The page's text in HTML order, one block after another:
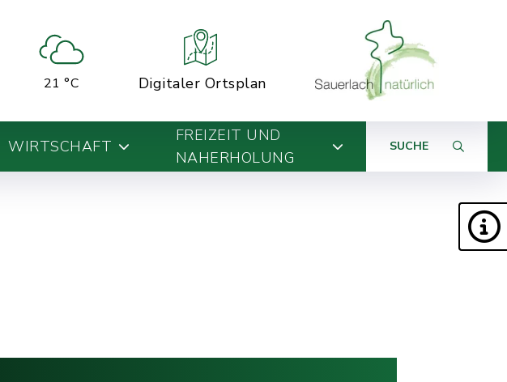
21 °C Digitaler Ortsplan
WIRTSCHAFT
FREIZEIT UND
NAHERHOLUNG
SUCHE